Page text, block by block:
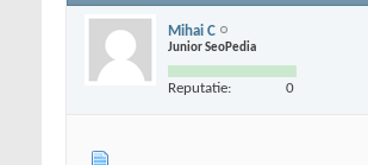
Mihai C
Junior SeoPedia
Reputatie: 0